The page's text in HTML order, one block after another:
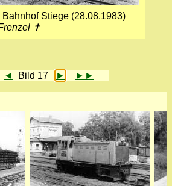
Bahnhof Stiege (28.08.1983)
✝
◄ Bild 17 ► ►►